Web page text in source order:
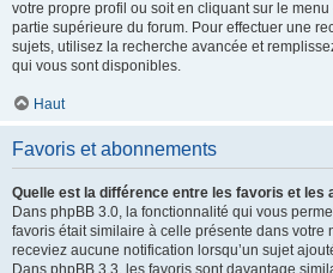
votre propre profil ou soit en cliquant sur le
partie supérieure du forum. Pour effectuer une
sujets, utilisez la recherche avancée et
qui vous sont disponibles.
Haut
Favoris et abonnements
Quelle est la différence entre les favoris et les
Dans phpBB 3.0, la fonctionnalité qui vous
favoris était similaire à celle présente dans votre
receviez aucune notification lorsqu’un sujet
Dans phpBB 3.3, les favoris sont davantage